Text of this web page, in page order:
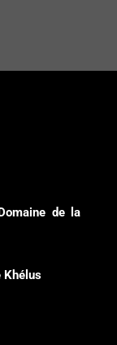
Domaine de la
Khélus